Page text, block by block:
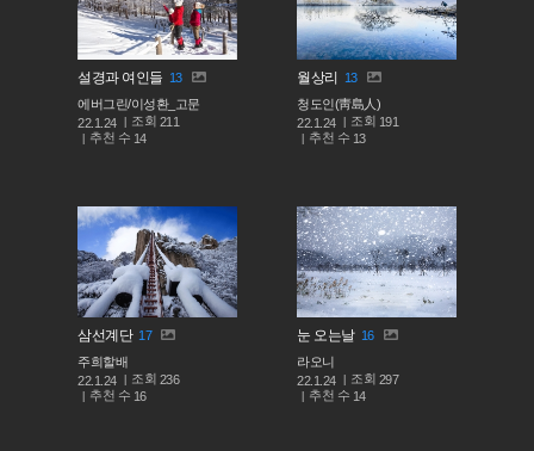
설경과 여인들 13
에버그린/이성환_고문
22.1.24
조회 211
추천 수 14
월상리
13
청도인(靑島人)
22.1.24
조회 191
추천 수 13
삼선계단 17
주희할배
22.1.24
조회 236
추천 수 16
눈 오는날 16
라오니
22.1.24
조회 297
추천 수 14